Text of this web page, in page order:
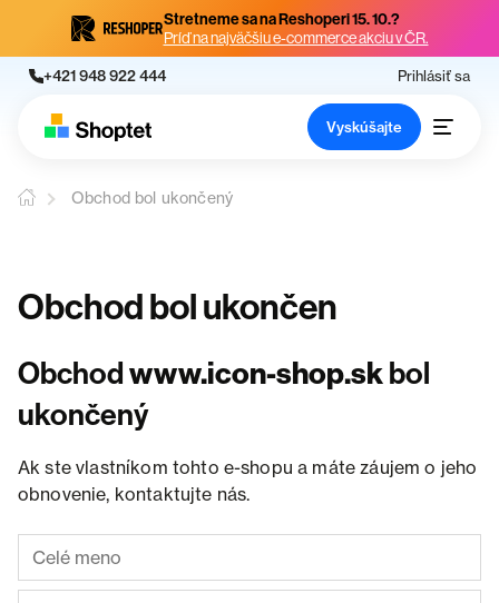
Stretneme sa na Reshoperi 15. 10.?
Príď na najväčšiu e-commerce akciu v ČR.
+421 948 922 444 Prihlásiť sa
Vyskúšajte
Obchod bol ukončený
Obchod bol ukončen
Obchodwww.icon-shop.skbol
ukončený
Ak ste vlastníkom tohto e-shopu a máte záujem o jeho
obnovenie, kontaktujte nás.